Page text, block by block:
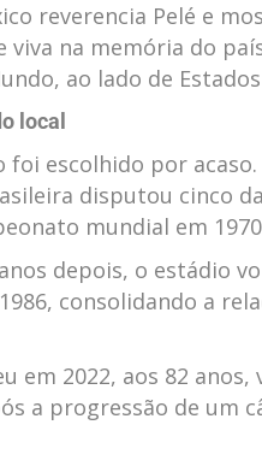
reverencia Pelé e
viva na memória do
ao lado de
local
foi escolhido por
disputou cinco
mundial em
depois, o estádio
consolidando a
em 2022, aos 82
a progressão de um